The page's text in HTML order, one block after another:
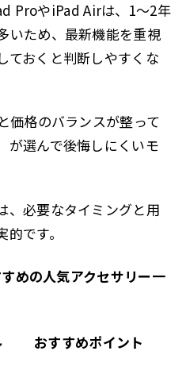
ProやiPad Airは、1〜2年
いため、最新機能を重視
ておくと判断しやすくな
価格のバランスが整って
が選んで後悔しにくいモ
、必要なタイミングと用
です。
めの人気アクセサリー一
おすすめポイント